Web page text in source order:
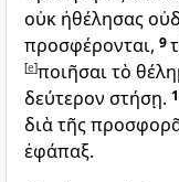
οὐκ ἠθέλησας
προσφέρονται, 9
[e]ποιῆσαι τὸ
δεύτερον στήσῃ.
διὰ τῆς
ἐφάπαξ.